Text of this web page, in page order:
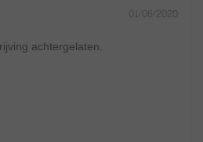
01/06/2020
achtergelaten.